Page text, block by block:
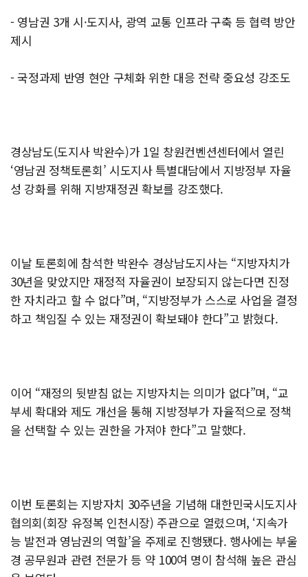
- 영남권 3개 시·도지사, 광역 교통 인프라 구축 등 협력 방안
제시
- 국정과제 반영 현안 구체화 위한 대응 전략 중요성 강조도
경상남도(도지사 박완수)가 1일 창원컨벤션센터에서 열린
‘영남권 정책토론회’ 시도지사 특별대담에서 지방정부 자율
성 강화를 위해 지방재정권 확보를 강조했다.
이날 토론회에 참석한 박완수 경상남도지사는 “지방자치가
30년을 맞았지만 재정적 자율권이 보장되지 않는다면 진정
한 자치라고 할 수 없다”며, “지방정부가 스스로 사업을 결정
하고 책임질 수 있는 재정권이 확보돼야 한다”고 밝혔다.
이어 “재정의 뒷받침 없는 지방자치는 의미가 없다”며, “교
부세 확대와 제도 개선을 통해 지방정부가 자율적으로 정책
을 선택할 수 있는 권한을 가져야 한다”고 말했다.
이번 토론회는 지방자치 30주년을 기념해 대한민국시도지사
협의회(회장 유정복 인천시장) 주관으로 열렸으며, ‘지속가
능 발전과 영남권의 역할’을 주제로 진행됐다. 행사에는 부울
경 공무원과 관련 전문가 등 약 100여 명이 참석해 높은 관심